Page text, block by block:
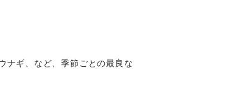
ナギ、など、季節ごとの最良な